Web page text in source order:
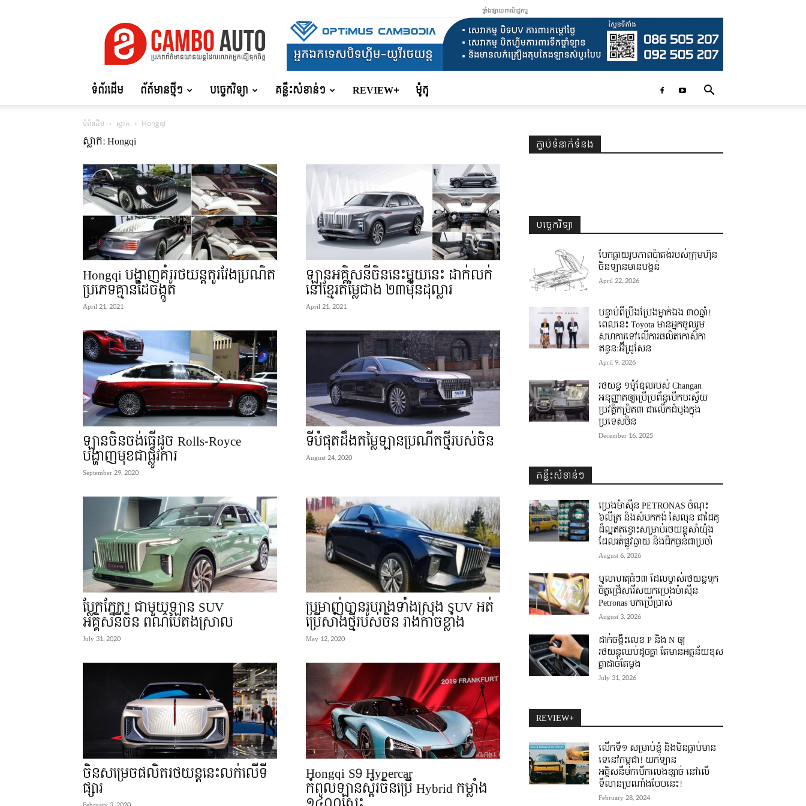
Auto
ផ្ទាំងផ្សាយពាណិជ្ជកម្ម
ទំព័រដើម ព័ត៍មានថ្មីៗ បច្ចេកវិទ្យា គន្លឹះសំខាន់ៗ REVIEW+ ម៉ូតូ
ទំព័រដើម ស្លាក Hongqi
ស្លាក: Hongqi
Hongqi បង្ហាញគំរូរថយន្តតួរវែងប្រណិត
ប្រភេទគ្មានដៃចង្កូត
April 21, 2021
ឡានអគ្គិសនីចិននេះមួយនេះ ដាក់លក់
នៅខ្មែរតម្លៃជាង ២៣ម៉ឺនដុល្លារ
April 21, 2021
ឡានចិនចង់ធ្វើដូច Rolls-Royce
បង្ហាញមុខជាផ្លូវការ
September 29, 2020
ទីបំផុតដឹងតម្លៃឡានប្រណីតថ្មីរបស់ចិន
August 24, 2020
ប្លែកភ្នែក! ជាមួយឡាន SUV
អគ្គិសនីចិន ពណ៌បៃតងស្រាល
July 31, 2020
ប្រមាញ់បានរូបរាងទាំងស្រុង SUV អត់
ប្រើសាំងថ្មីរបស់ចិន រាងកាចខ្លាំង
May 12, 2020
ចិនសម្រេចផលិតរថយន្តនេះលក់លើទី
ផ្សារ
Hongqi S9 Hypercar
កំពូលឡានស្ព័រចិនប្រើ Hybrid កម្លាំង
ភ្ជាប់ទំនាក់ទំនង
បច្ចេកវិទ្យា
បែកធ្លាយរូបភាពប៉ាតង់របស់ក្រុមហ៊ុន
ចិនឡានមានបង្គន់
April 22, 2026
បន្ទាប់ពីប្រឹងប្រែងម្នាក់ឯង ៣០ឆ្នាំ! ​
ពេលនេះ Toyota មានអ្នកចូលរួម
សហការទៅលើការផលិតកោសិកា
ឥន្ធន:អ៊ីដ្រូសែន
April 9, 2026
រថយន្ត ១ម៉ូឌែលរបស់ Changan
អនុញ្ញាតឲ្យប្រើប្រព័ន្ធបើកបរស្វ័យ
ប្រវត្តិកម្រិត៣ ជាលើកដំបូងក្នុង
ប្រទេសចិន
December 16, 2025
គន្លឹះសំខាន់ៗ
ប្រេងម៉ាស៊ីន PETRONAS ចំណុះ
៦លីត្រ និងសំបកកង់ សៃលុន ជាដៃគូ
ដ៏ល្អឥតខ្ចោះសម្រាប់រថយន្តសាំយ៉ុង
ដែលរត់ផ្លូវឆ្ងាយ និងដឹកធ្ងន់ជាប្រចាំ
August 6, 2026
មូលហេតុធំៗ៣ ដែលម្ចាស់រថយន្តទុក
ចិត្តជ្រើសរើសយកប្រេងម៉ាស៊ីន
Petronas មកប្រើប្រាស់
August 3, 2026
ដាក់ចង្កឹះលេខ P និង N ឲ្យ
រថយន្តឈប់ដូចគ្នា តែមានអត្ថន័យខុស
គ្នាដាច់តែម្តង
July 31, 2026
REVIEW+
លើកទី១ សម្រាប់ខ្ញុំ និងមិនធ្លាប់មាន
ទេនៅកម្ពុជា! យកឡាន
អគ្គិសនីមកបើកលេងខ្សាច់ នៅលើ
ទីលានប្រណាំងបែបនេះ!
February 28, 2024